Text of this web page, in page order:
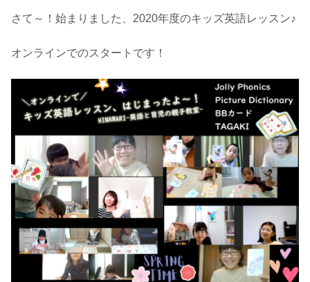
さて～！始まりました、2020年度のキッズ英語レッスン♪
オンラインでのスタートです！